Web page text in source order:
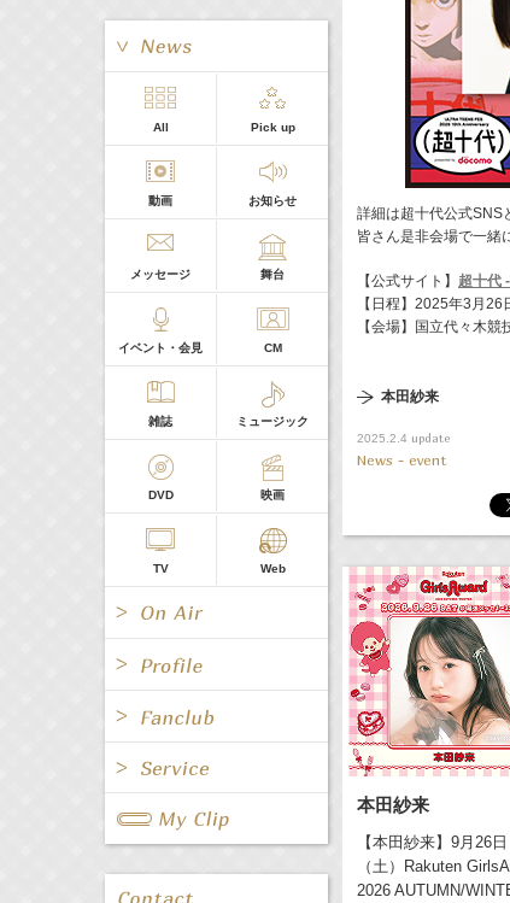
藤田ニコルのニコニチ
> More
詳細は超十代公式SNS
皆さん是非会場で一緒
【公式サイト】 超十代
【日程】2025年3月26
【会場】国立代々木競
本田紗来
2025.2.4 update
News - event
本田紗来
【本田紗来】9月26日
（土）Rakuten
2026 AUTUMN/
All Pick up
動画 お知らせ
メッセージ 舞台
イベント・会見 CM
雑誌 ミュージック
DVD 映画
TV Web
Radio
All 女優/タレント
グループ
キャスター/レポーター
All Fanclub Page
All 関連事業
本日の出演
５０音順